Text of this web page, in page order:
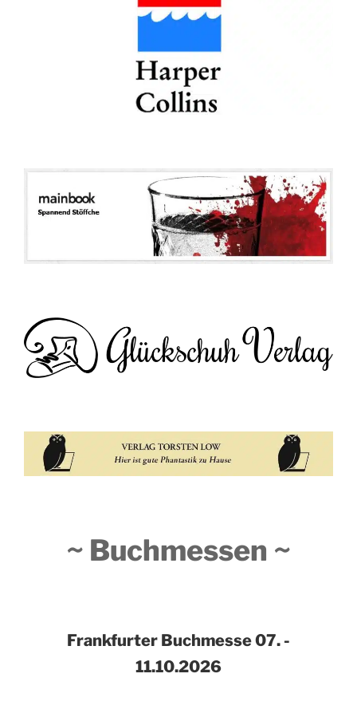
~ Buchmessen ~
Frankfurter Buchmesse07. -
11.10.2026